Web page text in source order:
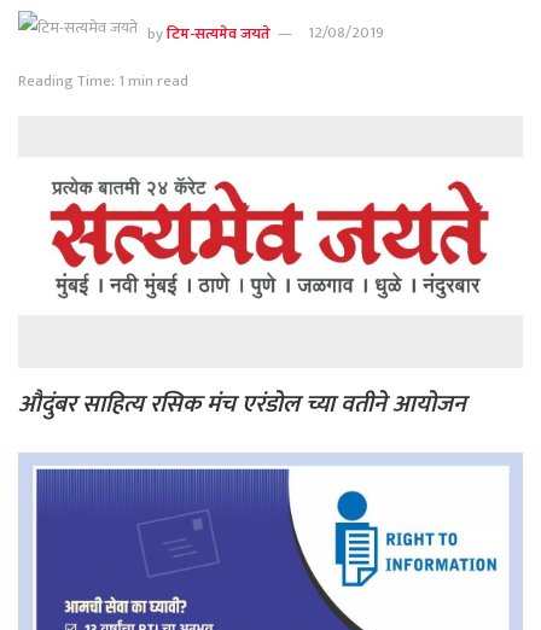
byटिम-सत्यमेव जयते
12/08/2019
Reading Time: 1 min read
औदुंबर साहित्य रसिक मंच एरंडोल च्या वतीने आयोजन